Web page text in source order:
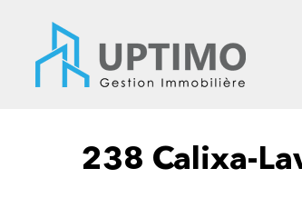
content
238 Calixa-